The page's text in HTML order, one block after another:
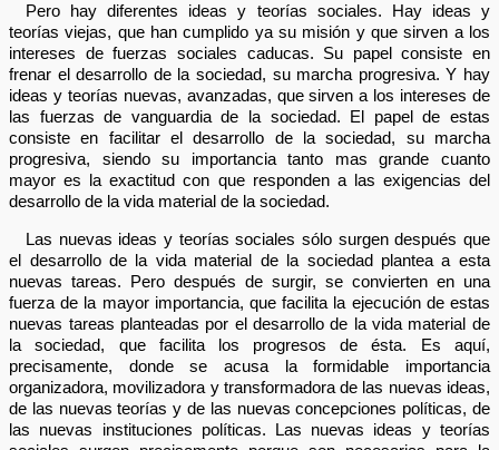
Pero hay diferentes ideas y teorías sociales. Hay ideas y
teorías viejas, que han cumplido ya su misión y que sirven a los
intereses de fuerzas sociales caducas. Su papel consiste en
frenar el desarrollo de la sociedad, su marcha progresiva. Y hay
ideas y teorías nuevas, avanzadas, que sirven a los intereses de
las fuerzas de vanguardia de la sociedad. El papel de estas
consiste en facilitar el desarrollo de la sociedad, su marcha
progresiva, siendo su importancia tanto mas grande cuanto
mayor es la exactitud con que responden a las exigencias del
desarrollo de la vida material de la sociedad.
Las nuevas ideas y teorías sociales sólo surgen después que
el desarrollo de la vida material de la sociedad plantea a esta
nuevas tareas. Pero después de surgir, se convierten en una
fuerza de la mayor importancia, que facilita la ejecución de estas
nuevas tareas planteadas por el desarrollo de la vida material de
la sociedad, que facilita los progresos de ésta. Es aquí,
precisamente, donde se acusa la formidable importancia
organizadora, movilizadora y transformadora de las nuevas ideas,
de las nuevas teorías y de las nuevas concepciones políticas, de
las nuevas instituciones políticas. Las nuevas ideas y teorías